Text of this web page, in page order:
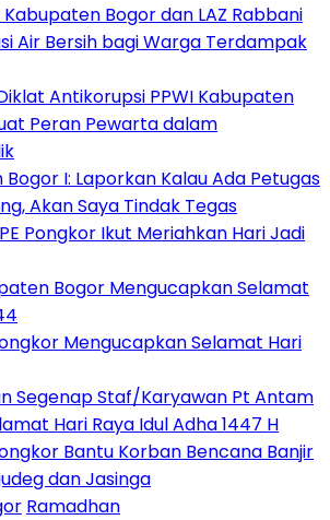
Bogor dan LAZ Rabbani
Air Bersih bagi Warga Terdampak
Antikorupsi PPWI Kabupaten
Peran Pewarta dalam
I: Laporkan Kalau Ada Petugas
Akan Saya Tindak Tegas
Pongkor Ikut Meriahkan Hari Jadi
Bogor Mengucapkan Selamat
Mengucapkan Selamat Hari
Segenap Staf/Karyawan Pt Antam
Hari Raya Idul Adha 1447 H
Bantu Korban Bencana Banjir
dan Jasinga
Ramadhan